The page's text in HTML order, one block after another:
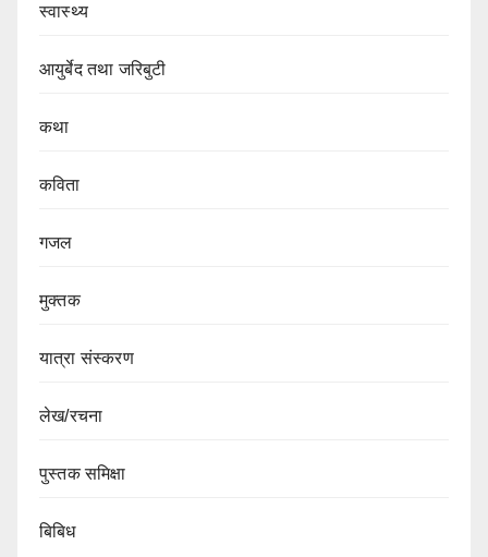
स्वास्थ्य
आयुर्बेद तथा जरिबुटी
कथा
कविता
गजल
मुक्तक
यात्रा संस्करण
लेख/रचना
पुस्तक समिक्षा
बिबिध